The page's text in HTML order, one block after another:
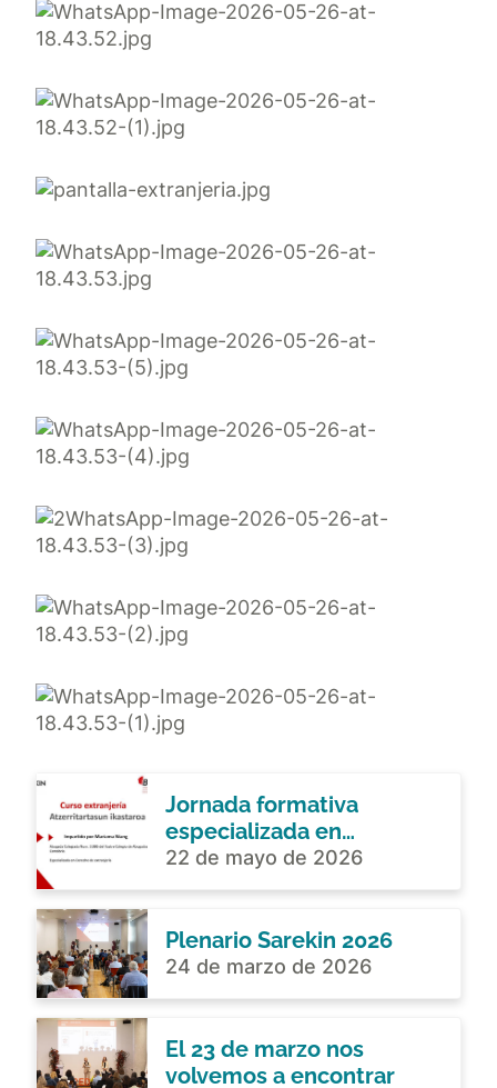
Jornada formativa
especializada en
extranjería
22 de mayo de 2026
Plenario Sarekin 2026
24 de marzo de 2026
El 23 de marzo nos
volvemos a encontrar